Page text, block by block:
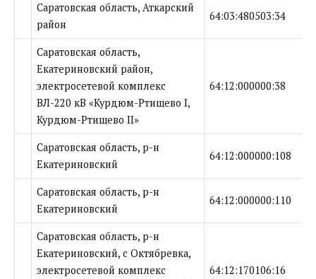
Саратовская область, Аткарский
район
64:03:480503:34
Саратовская область,
Екатериновский район,
электросетевой комплекс
ВЛ-220 кВ «Курдюм-Ртищево I,
Курдюм-Ртищево II»
64:12:000000:38
Саратовская область, р-н
Екатериновский
64:12:000000:108
Саратовская область, р-н
Екатериновский
64:12:000000:110
Саратовская область, р-н
Екатериновский, с Октябревка,
электросетевой комплекс
64:12:170106:16